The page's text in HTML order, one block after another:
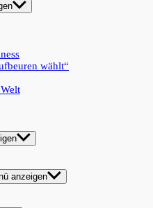
wählt“
anzeigen